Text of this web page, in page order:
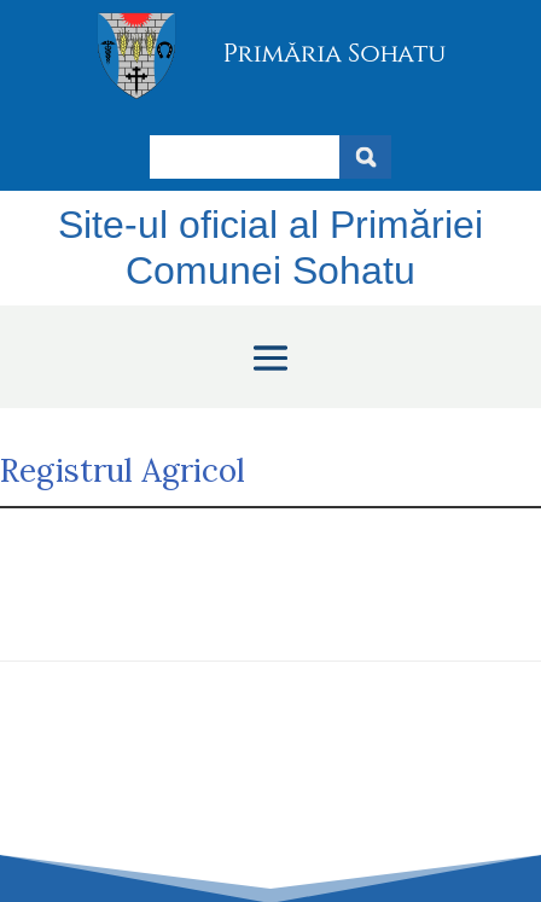
Site-ul oficial al Primăriei
Comunei Sohatu
Registrul Agricol